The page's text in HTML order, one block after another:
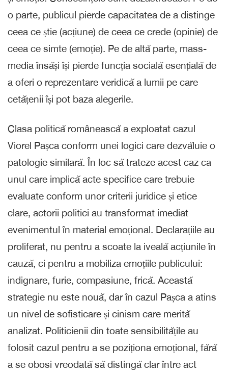
o parte, publicul pierde capacitatea de a distinge
ceea ce știe (acțiune) de ceea ce crede (opinie) de
ceea ce simte (emoție). Pe de altă parte, mass-
media însăși își pierde funcția socială esențială de
a oferi o reprezentare veridică a lumii pe care
cetățenii își pot baza alegerile.
Clasa politică românească a exploatat cazul
Viorel Pașca conform unei logici care dezvăluie o
patologie similară. În loc să trateze acest caz ca
unul care implică acte specifice care trebuie
evaluate conform unor criterii juridice și etice
clare, actorii politici au transformat imediat
evenimentul în material emoțional. Declarațiile au
proliferat, nu pentru a scoate la iveală acțiunile în
cauză, ci pentru a mobiliza emoțiile publicului:
indignare, furie, compasiune, frică. Această
strategie nu este nouă, dar în cazul Pașca a atins
un nivel de sofisticare și cinism care merită
analizat. Politicienii din toate sensibilitățile au
folosit cazul pentru a se poziționa emoțional, fără
a se obosi vreodată să distingă clar între act